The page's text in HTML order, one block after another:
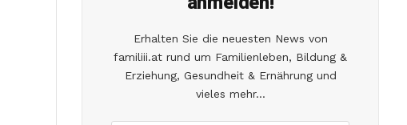
Erhalten Sie die neuesten News von
familiii.at rund um Familienleben, Bildung &
Erziehung, Gesundheit & Ernährung und
vieles mehr...